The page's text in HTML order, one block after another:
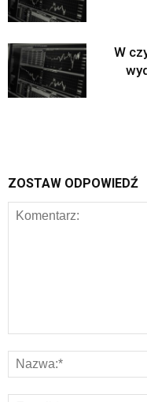
W
ZOSTAW ODPOWIEDŹ